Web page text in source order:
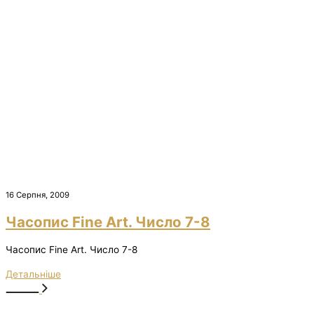
16 Серпня, 2009
Часопис Fine Art. Число 7-8
Часопис Fine Art. Число 7-8
Детальніше